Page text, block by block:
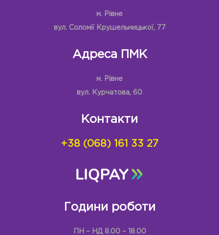
м. Рівне
вул. Соломії Крушельницької, 77
Адреса ПМК
м. Рівне
вул. Курчатова, 60
Контакти
+38 (068) 161 33 27
Години роботи
ПН – НД 8.00 – 18.00